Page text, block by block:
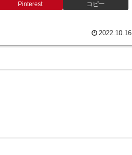
Pinterest コピー
2022.10.16